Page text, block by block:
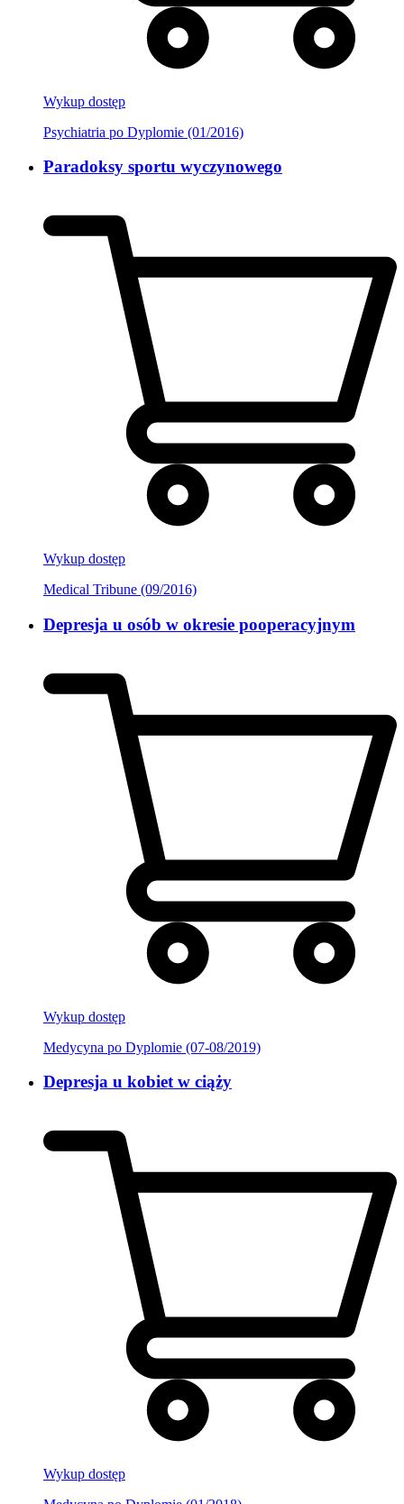
Wykup dostęp
Psychiatria po Dyplomie (01/2016)
Paradoksy sportu wyczynowego
Wykup dostęp
Medical Tribune (09/2016)
Depresja u osób w okresie pooperacyjnym
Wykup dostęp
Medycyna po Dyplomie (07-08/2019)
Depresja u kobiet w ciąży
Wykup dostęp